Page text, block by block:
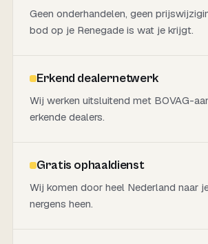
Geen onderhandelen, geen
bod op je Renegade is wat je krijgt.
Erkend dealernetwerk
Wij werken uitsluitend met BOVAG-
erkende dealers.
Gratis ophaaldienst
Wij komen door heel Nederland naar
nergens heen.